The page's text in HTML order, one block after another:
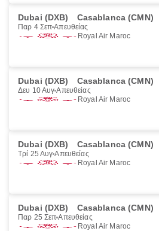
Dubai (DXB) Casablanca (CMN)
Παρ 4 Σεπ Απευθείας
Royal Air Maroc
Dubai (DXB) Casablanca (CMN)
Δευ 10 Αυγ Απευθείας
Royal Air Maroc
Dubai (DXB) Casablanca (CMN)
Τρί 25 Αυγ Απευθείας
Royal Air Maroc
Dubai (DXB) Casablanca (CMN)
Παρ 25 Σεπ Απευθείας
Royal Air Maroc